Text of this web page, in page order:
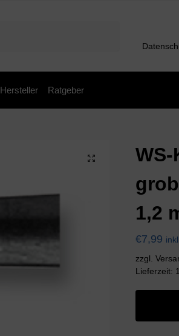
Hersteller Ratgeber
1,2
€7,99
zzgl.
Lieferzeit: